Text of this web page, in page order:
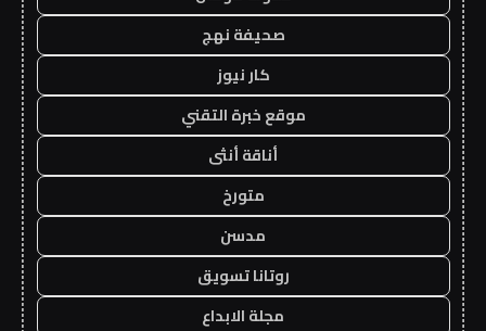
صحيفة نهج
كار نيوز
موقع خبرة التقني
أناقة أنثى
متورخ
مدسن
روتانا تسويق
مجلة الابداع